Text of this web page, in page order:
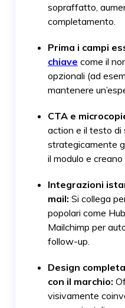
sopraffatto,
completamento.
Prima i campi
chiave come il
opzionali (ad
mantenere
CTA e
action e il testo di
strategicamente
il modulo e
Integrazioni
mail: Si collega
popolari come
Mailchimp per
follow-up.
Design
con il marchio:
visivamente